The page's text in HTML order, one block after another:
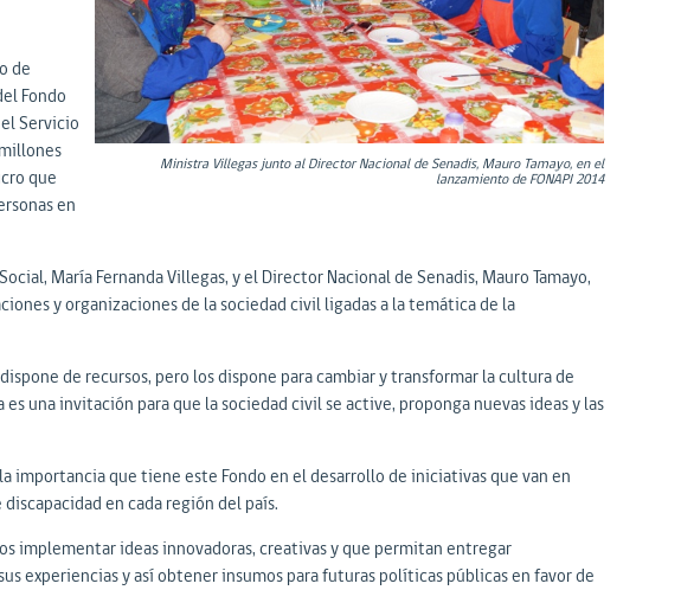
Ministra Villegas junto al Director Nacional de Senadis, Mauro Tamayo, en el
lanzamiento de FONAPI 2014
de
Fondo
Servicio
que
en
María Fernanda Villegas, y el Director Nacional de Senadis, Mauro Tamayo,
y organizaciones de la sociedad civil ligadas a la temática de la
de recursos, pero los dispone para cambiar y transformar la cultura de
una invitación para que la sociedad civil se active, proponga nuevas ideas y las
importancia que tiene este Fondo en el desarrollo de iniciativas que van en
en cada región del país.
implementar ideas innovadoras, creativas y que permitan entregar
experiencias y así obtener insumos para futuras políticas públicas en favor de